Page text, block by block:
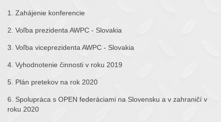
1. Zahájenie konferencie
2. Voľba prezidenta AWPC - Slovakia
3. Voľba viceprezidenta AWPC - Slovakia
4. Vyhodnotenie činnosti v roku 2019
5. Plán pretekov na rok 2020
6. Spolupráca s OPEN federáciami na Slovensku a v zahraničí v
roku 2020